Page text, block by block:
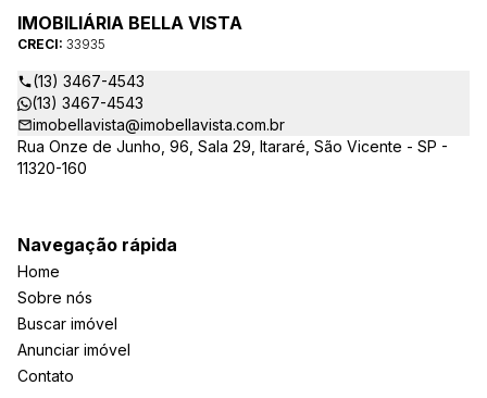
ao CRECI-EE – estarão sempre prontos para responder-lhe
todas as suas dúvidas sobre casas, apartamentos, terrenos,
salas comerciais e outros produtos imobiliários.
IMOBILIÁRIA BELLA VISTA
CRECI: 33935
(13) 3467-4543
(13) 3467-4543
imobellavista@imobellavista.com.br
Rua Onze de Junho, 96, Sala 29, Itararé, São Vicente - SP -
11320-160
Navegação rápida
Home
Sobre nós
Buscar imóvel
Anunciar imóvel
Contato